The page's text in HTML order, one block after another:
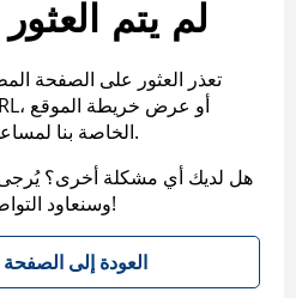
لم يتم
تعذر العثور على الصفحة
الخاصة بنا لمساعدتك في العثور على ما تريد.
هل لديك أي مشكلة أخرى؟ يُرجى
وسنعاود التواصل معك. شكرًا على صبرك!
العودة إلى الصفحة